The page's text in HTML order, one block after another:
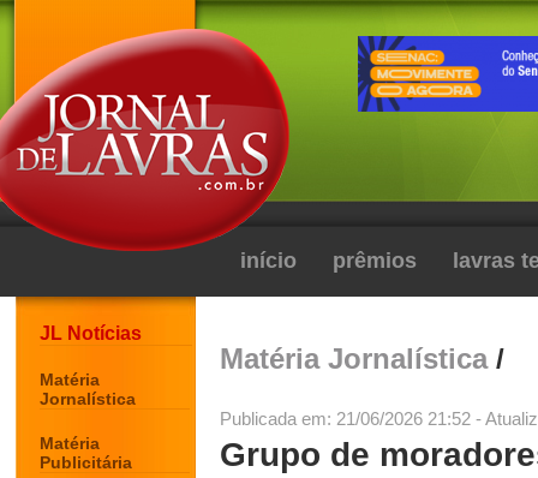
início prêmios lavras
JL Notícias
Matéria
Jornalística
Matéria
Publicitária
Matéria Jornalística/
Publicada em: 21/06/2026 21:52 -
Grupo de